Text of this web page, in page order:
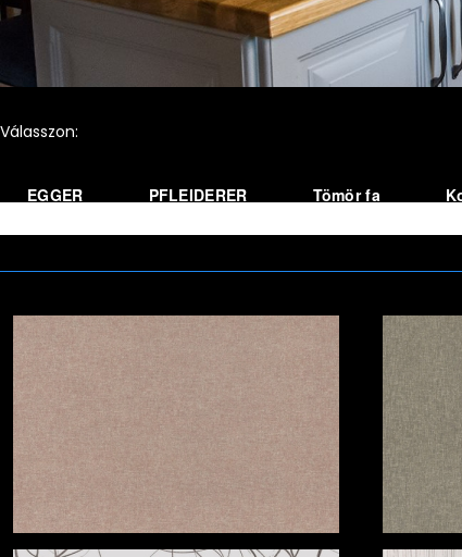
Válasszon:
EGGER PFLEIDERER Tömör fa